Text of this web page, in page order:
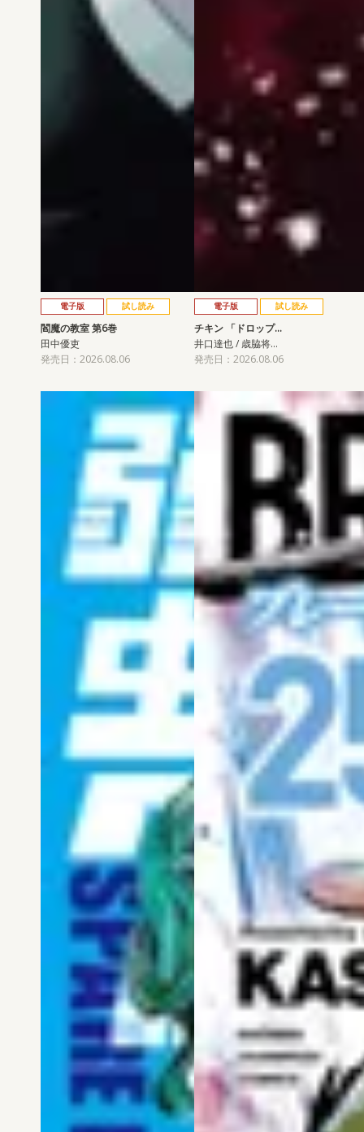
電子版 試し読み
閻魔の教室 第6巻
田中優吏
発売日：2026.08.06
電子版 試し読み
チキン 「ドロップ…
井口達也 / 歳脇将…
発売日：2026.08.06